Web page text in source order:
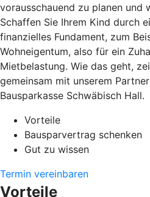
vorausschauend zu planen und
Schaffen Sie Ihrem Kind durch
finanzielles Fundament, zum
Wohneigentum, also für ein
Mietbelastung. Wie das geht,
gemeinsam mit unserem
Bausparkasse Schwäbisch Hall.
Vorteile
Bausparvertrag schenken
Gut zu wissen
Termin vereinbaren
Vorteile